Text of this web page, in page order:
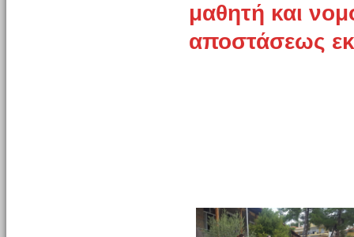
μαθητή και
αποστάσεως